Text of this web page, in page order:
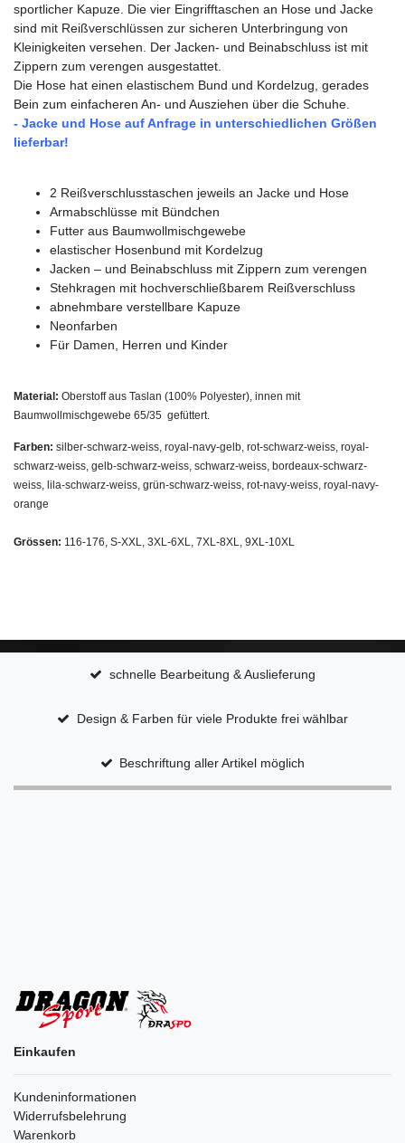
sportlicher Kapuze. Die vier Eingrifftaschen an Hose und Jacke
sind mit Reißverschlüssen zur sicheren Unterbringung von
Kleinigkeiten versehen. Der Jacken- und Beinabschluss ist mit
Zippern zum verengen ausgestattet.
Die Hose hat einen elastischem Bund und Kordelzug, gerades
Bein zum einfacheren An- und Ausziehen über die Schuhe.
- Jacke und Hose auf Anfrage in unterschiedlichen Größen
lieferbar!
2 Reißverschlusstaschen jeweils an Jacke und Hose
Armabschlüsse mit Bündchen
Futter aus Baumwollmischgewebe
elastischer Hosenbund mit Kordelzug
Jacken – und Beinabschluss mit Zippern zum verengen
Stehkragen mit hochverschließbarem Reißverschluss
abnehmbare verstellbare Kapuze
Neonfarben
Für Damen, Herren und Kinder
Material: Oberstoff aus Taslan (100% Polyester), innen mit
Baumwollmischgewebe 65/35 gefüttert.
Farben: silber-schwarz-weiss, royal-navy-gelb, rot-schwarz-weiss, royal-
schwarz-weiss, gelb-schwarz-weiss, schwarz-weiss, bordeaux-schwarz-
weiss, lila-schwarz-weiss, grün-schwarz-weiss, rot-navy-weiss, royal-navy-
orange
Grössen: 116-176, S-XXL, 3XL-6XL, 7XL-8XL, 9XL-10XL
schnelle Bearbeitung & Auslieferung
Design & Farben für viele Produkte frei wählbar
Beschriftung aller Artikel möglich
Einkaufen
Kundeninformationen
Widerrufsbelehrung
Warenkorb